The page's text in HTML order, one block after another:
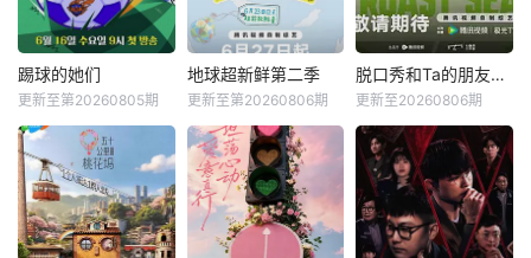
踢球的她们
更新至第20260805期
地球超新鲜第二季
更新至第20260806期
脱口秀和Ta的朋友们第三季
更新至20260806期